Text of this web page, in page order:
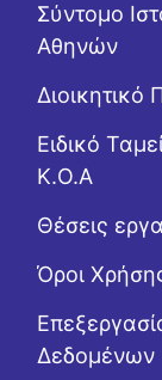
Σύντομο
Αθηνών
Διοικητικό
Ειδικό
Κ.Ο.Α
Θέσεις
Όροι
Δεδομένων